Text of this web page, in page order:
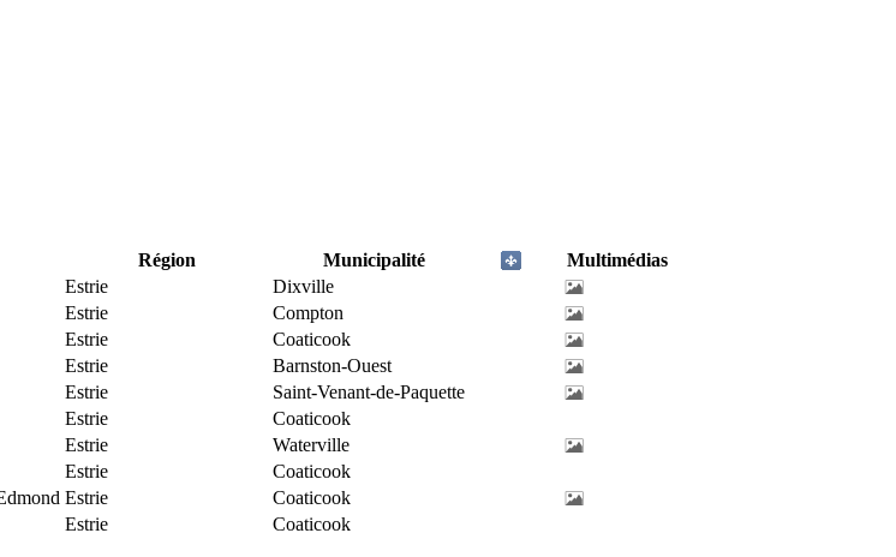
Région Municipalité
Multimédias
Estrie
Dixville
Estrie
Compton
Estrie
Coaticook
Estrie
Barnston-Ouest
Estrie
Saint-Venant-de-Paquette
Estrie
Coaticook
Estrie
Waterville
Estrie
Coaticook
Estrie
Coaticook
Estrie Coaticook